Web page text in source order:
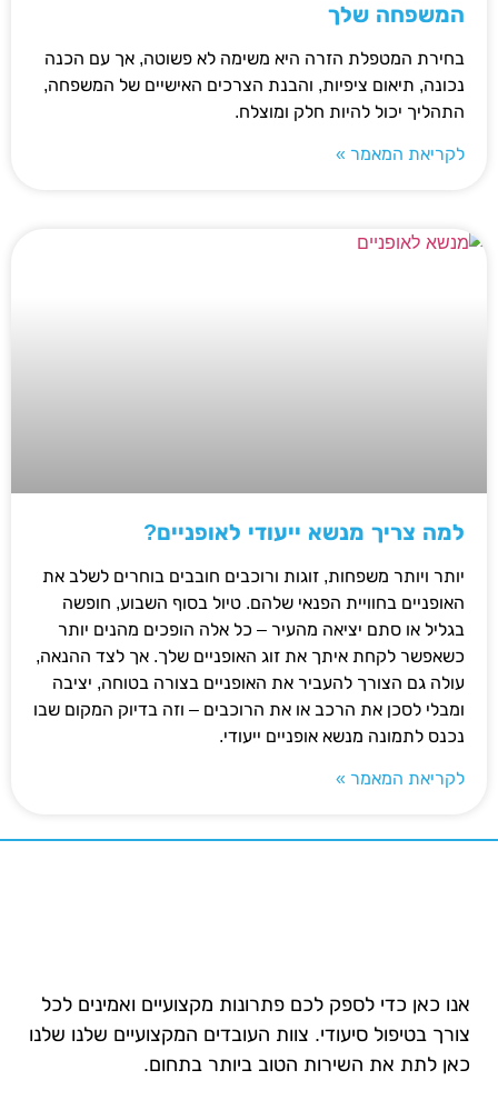
המשפחה שלך
בחירת המטפלת הזרה היא משימה לא פשוטה, אך עם הכנה
נכונה, תיאום ציפיות, והבנת הצרכים האישיים של המשפחה,
התהליך יכול להיות חלק ומוצלח.
לקריאת המאמר »
למה צריך מנשא ייעודי לאופניים?
יותר ויותר משפחות, זוגות ורוכבים חובבים בוחרים לשלב את
האופניים בחוויית הפנאי שלהם. טיול בסוף השבוע, חופשה
בגליל או סתם יציאה מהעיר – כל אלה הופכים מהנים יותר
כשאפשר לקחת איתך את זוג האופניים שלך. אך לצד ההנאה,
עולה גם הצורך להעביר את האופניים בצורה בטוחה, יציבה
ומבלי לסכן את הרכב או את הרוכבים – וזה בדיוק המקום שבו
נכנס לתמונה מנשא אופניים ייעודי.
לקריאת המאמר »
אנו כאן כדי לספק לכם פתרונות מקצועיים ואמינים לכל
צורך בטיפול סיעודי. צוות העובדים המקצועיים שלנו שלנו
כאן לתת את השירות הטוב ביותר בתחום.